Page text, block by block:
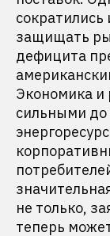
сократились
защищать
дефицита
Экономика и
сильными до
не только,
теперь